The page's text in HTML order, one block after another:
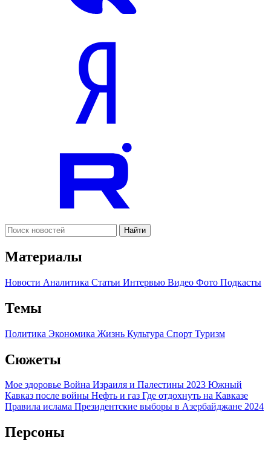
Найти
Материалы
Новости Аналитика Статьи Интервью Видео Фото Подкасты
Темы
Политика Экономика Жизнь Культура Спорт Туризм
Сюжеты
Мое здоровье Война Израиля и Палестины 2023 Южный
Кавказ после войны Нефть и газ Где отдохнуть на Кавказе
Правила ислама Президентские выборы в Азербайджане 2024
Персоны